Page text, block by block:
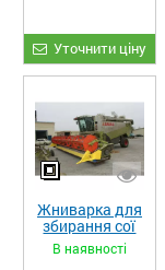
Уточнити ціну
Жниварка для
збирання сої
та гороху
«ETTARO»
В наявності